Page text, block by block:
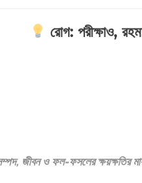
রোগ: পরীক্ষাও,
জীবন ও ফল-ফসলের ক্ষয়ক্ষতির